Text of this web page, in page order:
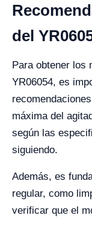
del
Para obtener los
YR06054, es
máxima del
según las
siguiendo.
Además, es
regular, como
verificar que el